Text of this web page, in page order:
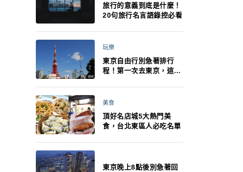
旅行的意義到底是什麼！
20句旅行名言語錄控必看
玩樂
東京自由行別急著排行
程！第一次去東京，這10
美食
頂好名店城5大熱門美
食，台北東區人必吃名單
東京晚上8點後別急著回